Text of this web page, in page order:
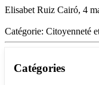
Elisabet Ruiz Cairó, 4
Catégorie: Citoyenneté
Catégories